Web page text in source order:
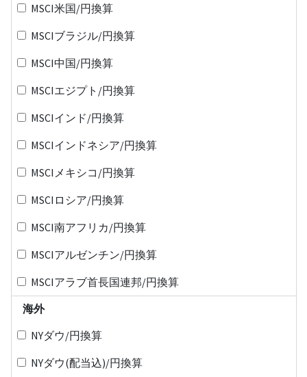
MSCI米国/円換算
MSCIブラジル/円換算
MSCI中国/円換算
MSCIエジプト/円換算
MSCIインド/円換算
MSCIインドネシア/円換算
MSCIメキシコ/円換算
MSCIロシア/円換算
MSCI南アフリカ/円換算
MSCIアルゼンチン/円換算
MSCIアラブ首長国連邦/円換算
海外
NYダウ/円換算
NYダウ(配当込)/円換算